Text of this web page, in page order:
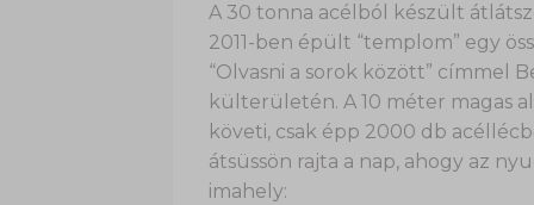
A 30 tonna acélból készült
2011-ben épült “templom” egy
“Olvasni a sorok között” címmel
külterületén. A 10 méter magas
követi, csak épp 2000 db
átsüssön rajta a nap, ahogy az
imahely: